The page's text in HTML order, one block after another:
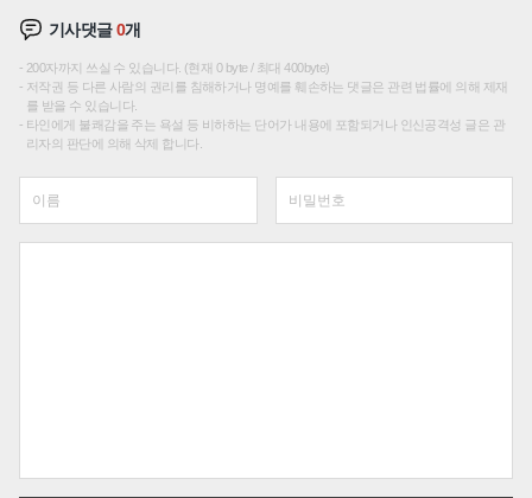
기사댓글0개
200자까지 쓰실 수 있습니다. (현재 0 byte / 최대 400byte)
저작권 등 다른 사람의 권리를 침해하거나 명예를 훼손하는 댓글은 관련 법률에 의해 제재
를 받을 수 있습니다.
타인에게 불쾌감을 주는 욕설 등 비하하는 단어가 내용에 포함되거나 인신공격성 글은 관
리자의 판단에 의해 삭제 합니다.